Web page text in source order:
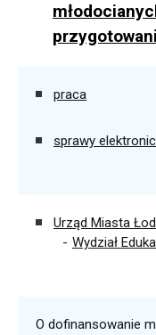
praca
sprawy
Urząd Miasta
Wydział
O dofinansowanie